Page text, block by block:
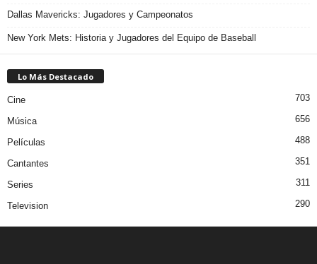
Dallas Mavericks: Jugadores y Campeonatos
New York Mets: Historia y Jugadores del Equipo de Baseball
Lo Más Destacado
Cine 703
Música 656
Películas 488
Cantantes 351
Series 311
Television 290